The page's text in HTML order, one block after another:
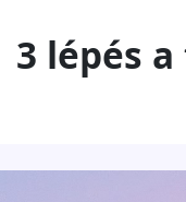
3 lépés